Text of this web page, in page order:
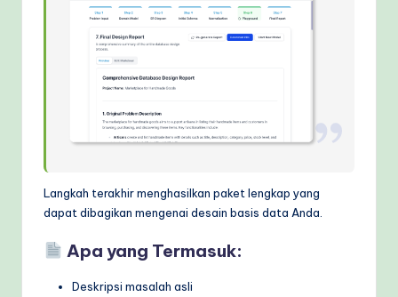
Langkah terakhir menghasilkan paket lengkap yang
dapat dibagikan mengenai desain basis data Anda.
Apa yang Termasuk:
Deskripsi masalah asli